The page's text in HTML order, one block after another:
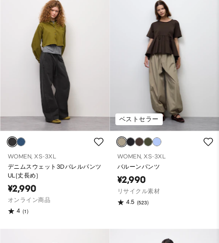
WOMEN, XS-3XL
デニムスウェット3Dバレルパンツ
UL(丈長め)
¥2,990
オンライン商品
4 (1)
ベストセラー
WOMEN, XS-3XL
バルーンパンツ
¥2,990
リサイクル素材
4.5 (523)